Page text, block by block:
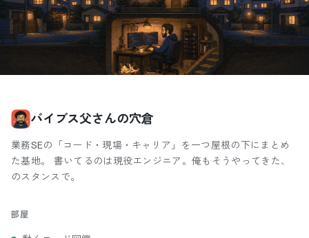
バイブス父さんの穴倉
業務SEの「コード・現場・キャリア」を一つ屋根の下にまとめ
た基地。 書いてるのは現役エンジニア。俺もそうやってきた、
のスタンスで。
部屋